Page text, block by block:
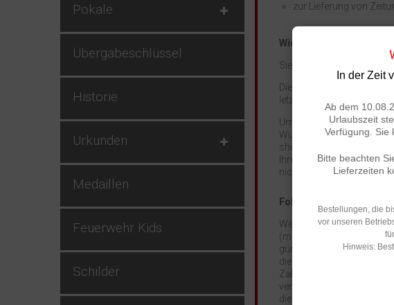
In der Zeit
Ab dem
Urlaubszeit
Verfügung. Sie
Bitte beachten
Lieferzeiten
Bestellungen, die
vor unseren
Hinweis:
zur Lieferung von
Widerrufsbelehrung
Sie haben das Recht,
Die Widerrufsfrist beträgt
letzte Ware in Besitz
Um Ihr Widerrufsrecht
Wusterhausen,
Ihren Entschluss, diesen
nicht vorgeschrieben ist.
Folgen des Widerrufs
Wenn Sie diesen Vertrag
(mit Ausnahme der
günstigste
die Mitteilung über Ihren
Zahlungsmittel, das Sie
vereinbart; in keinem Fall
die Waren wieder
Pokale
Übergabeschlüssel
Historie
Urkunden
Medaillen
Feuerwehr Kids
Schilder